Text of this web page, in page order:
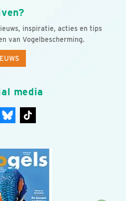
inspiratie, acties en tips
van Vogelbescherming.
media